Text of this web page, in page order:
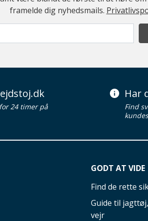
framelde dig nyhedsmails.
24 timer på
Har
Find
GODT AT VIDE
Find de rette
Guide til
vejr